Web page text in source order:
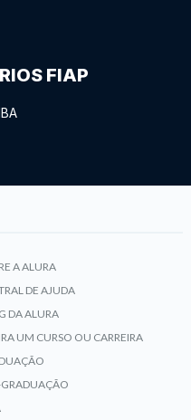
FIAP
A ALURA
DE AJUDA
DA ALURA
UM CURSO OU CARREIRA